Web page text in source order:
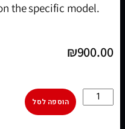
the specific model.
₪900.00
הוספה לסל